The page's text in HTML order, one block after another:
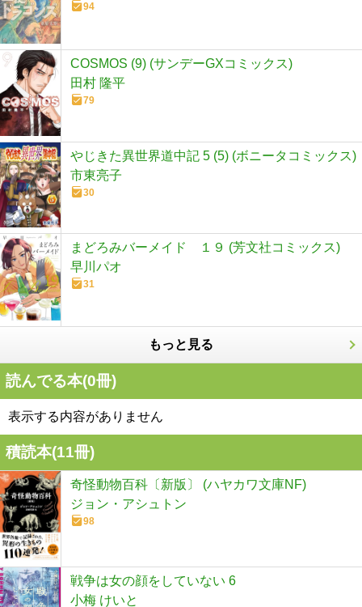
94
COSMOS (9) (サンデーGXコミックス)
田村 隆平
79
やじきた異世界道中記 5 (5) (ボニータコミックス)
市東亮子
30
まどろみバーメイド １９ (芳文社コミックス)
早川パオ
31
もっと見る
読んでる本(0冊)
表示する内容がありません
積読本(11冊)
奇怪動物百科〔新版〕 (ハヤカワ文庫NF)
ジョン・アシュトン
98
戦争は女の顔をしていない 6
小梅 けいと